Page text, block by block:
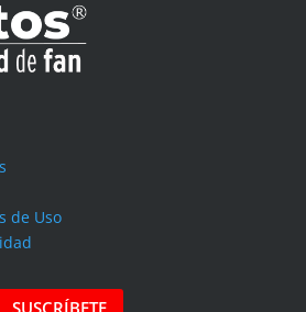
de Uso
SUSCRÍBETE